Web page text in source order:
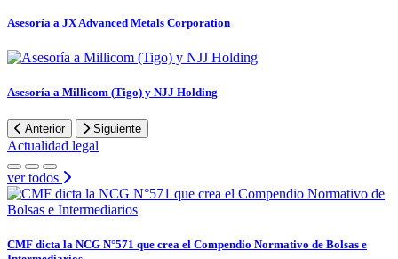
Asesoría a JX Advanced Metals Corporation
Asesoría a Millicom (Tigo) y NJJ Holding
Anterior Siguiente
Actualidad legal
ver todos
CMF dicta la NCG N°571 que crea el Compendio Normativo de Bolsas e